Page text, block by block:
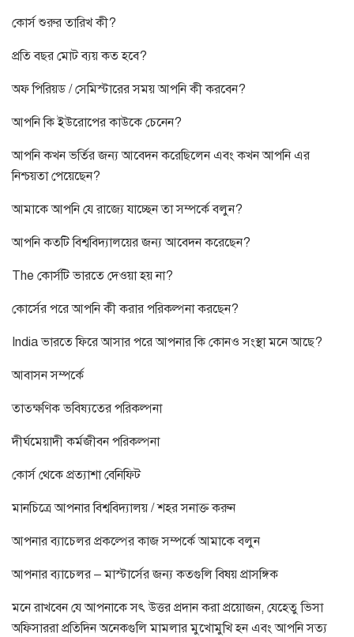
কোর্স শুরুর তারিখ কী?
প্রতি বছর মোট ব্যয় কত হবে?
অফ পিরিয়ড/সেমিস্টারের সময় আপনি কী করবেন?
আপনি কি ইউরোপের কাউকে চেনেন?
আপনি কখন ভর্তির জন্য আবেদন করেছিলেন এবং কখন আপনি এর
নিশ্চয়তা পেয়েছেন?
আমাকে আপনি যে রাজ্যে যাচ্ছেন তা সম্পর্কে বলুন?
আপনি কতটি বিশ্ববিদ্যালয়ের জন্য আবেদন করেছেন?
The কোর্সটি ভারতে দেওয়া হয় না?
কোর্সের পরে আপনি কী করার পরিকল্পনা করছেন?
Indiaভারতে ফিরে আসার পরে আপনার কি কোনও সংস্থা মনে আছে?
আবাসন সম্পর্কে
তাত্ক্ষণিক ভবিষ্যতের পরিকল্পনা
দীর্ঘমেয়াদী কর্মজীবন পরিকল্পনা
কোর্স থেকে প্রত্যাশা বেনিফিট
মানচিত্রে আপনার বিশ্ববিদ্যালয়/শহর সনাক্ত করুন
আপনার ব্যাচেলর প্রকল্পের কাজ সম্পর্কে আমাকে বলুন
আপনার ব্যাচেলর –মাস্টার্সের জন্য কতগুলি বিষয় প্রাসঙ্গিক
মনে রাখবেন যে আপনাকে সৎ উত্তর প্রদান করা প্রয়োজন, যেহেতু ভিসা
অফিসাররা প্রতিদিন অনেকগুলি মামলার মুখোমুখি হন এবং আপনি সত্য